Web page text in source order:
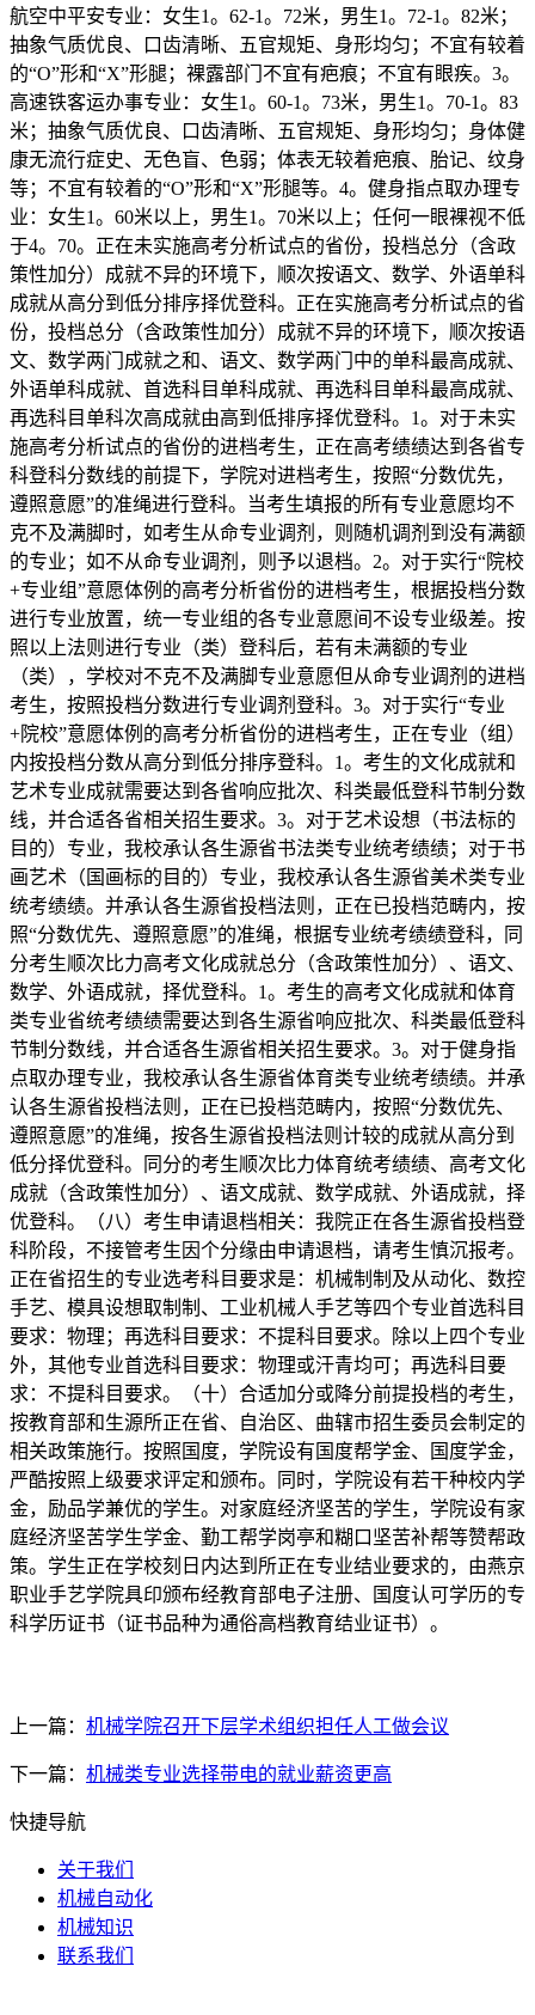
航空中平安专业：女生1。62-1。72米，男生1。72-1。82米；
抽象气质优良、口齿清晰、五官规矩、身形均匀；不宜有较着
的“O”形和“X”形腿；裸露部门不宜有疤痕；不宜有眼疾。3。
高速铁客运办事专业：女生1。60-1。73米，男生1。70-1。83
米；抽象气质优良、口齿清晰、五官规矩、身形均匀；身体健
康无流行症史、无色盲、色弱；体表无较着疤痕、胎记、纹身
等；不宜有较着的“O”形和“X”形腿等。4。健身指点取办理专
业：女生1。60米以上，男生1。70米以上；任何一眼裸视不低
于4。70。正在未实施高考分析试点的省份，投档总分（含政
策性加分）成就不异的环境下，顺次按语文、数学、外语单科
成就从高分到低分排序择优登科。正在实施高考分析试点的省
份，投档总分（含政策性加分）成就不异的环境下，顺次按语
文、数学两门成就之和、语文、数学两门中的单科最高成就、
外语单科成就、首选科目单科成就、再选科目单科最高成就、
再选科目单科次高成就由高到低排序择优登科。1。对于未实
施高考分析试点的省份的进档考生，正在高考绩绩达到各省专
科登科分数线的前提下，学院对进档考生，按照“分数优先，
遵照意愿”的准绳进行登科。当考生填报的所有专业意愿均不
克不及满脚时，如考生从命专业调剂，则随机调剂到没有满额
的专业；如不从命专业调剂，则予以退档。2。对于实行“院校
+专业组”意愿体例的高考分析省份的进档考生，根据投档分数
进行专业放置，统一专业组的各专业意愿间不设专业级差。按
照以上法则进行专业（类）登科后，若有未满额的专业
（类），学校对不克不及满脚专业意愿但从命专业调剂的进档
考生，按照投档分数进行专业调剂登科。3。对于实行“专业
+院校”意愿体例的高考分析省份的进档考生，正在专业（组）
内按投档分数从高分到低分排序登科。1。考生的文化成就和
艺术专业成就需要达到各省响应批次、科类最低登科节制分数
线，并合适各省相关招生要求。3。对于艺术设想（书法标的
目的）专业，我校承认各生源省书法类专业统考绩绩；对于书
画艺术（国画标的目的）专业，我校承认各生源省美术类专业
统考绩绩。并承认各生源省投档法则，正在已投档范畴内，按
照“分数优先、遵照意愿”的准绳，根据专业统考绩绩登科，同
分考生顺次比力高考文化成就总分（含政策性加分）、语文、
数学、外语成就，择优登科。1。考生的高考文化成就和体育
类专业省统考绩绩需要达到各生源省响应批次、科类最低登科
节制分数线，并合适各生源省相关招生要求。3。对于健身指
点取办理专业，我校承认各生源省体育类专业统考绩绩。并承
认各生源省投档法则，正在已投档范畴内，按照“分数优先、
遵照意愿”的准绳，按各生源省投档法则计较的成就从高分到
低分择优登科。同分的考生顺次比力体育统考绩绩、高考文化
成就（含政策性加分）、语文成就、数学成就、外语成就，择
优登科。（八）考生申请退档相关：我院正在各生源省投档登
科阶段，不接管考生因个分缘由申请退档，请考生慎沉报考。
正在省招生的专业选考科目要求是：机械制制及从动化、数控
手艺、模具设想取制制、工业机械人手艺等四个专业首选科目
要求：物理；再选科目要求：不提科目要求。除以上四个专业
外，其他专业首选科目要求：物理或汗青均可；再选科目要
求：不提科目要求。（十）合适加分或降分前提投档的考生，
按教育部和生源所正在省、自治区、曲辖市招生委员会制定的
相关政策施行。按照国度，学院设有国度帮学金、国度学金，
严酷按照上级要求评定和颁布。同时，学院设有若干种校内学
金，励品学兼优的学生。对家庭经济坚苦的学生，学院设有家
庭经济坚苦学生学金、勤工帮学岗亭和糊口坚苦补帮等赞帮政
策。学生正在学校刻日内达到所正在专业结业要求的，由燕京
职业手艺学院具印颁布经教育部电子注册、国度认可学历的专
科学历证书（证书品种为通俗高档教育结业证书）。
上一篇： 机械学院召开下层学术组织担任人工做会议
下一篇： 机械类专业选择带电的就业薪资更高
快捷导航
关于我们
机械自动化
机械知识
联系我们